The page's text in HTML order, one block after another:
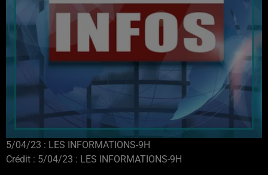
5/04/23 : LES INFORMATIONS-9H
Crédit : 5/04/23 : LES INFORMATIONS-9H